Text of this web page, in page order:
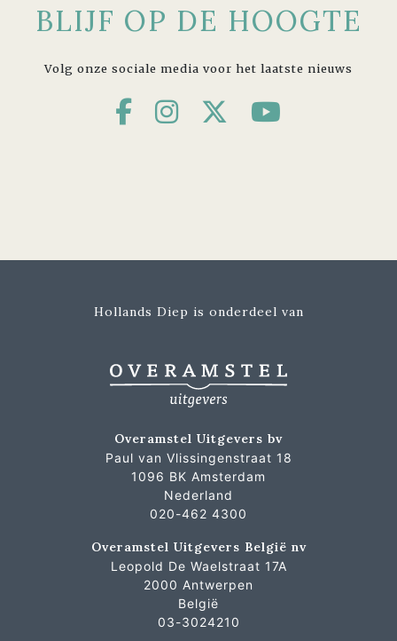
BLIJF OP DE HOOGTE
Volg onze sociale media voor het laatste nieuws
Hollands Diep is onderdeel van
Overamstel Uitgevers bv
Paul van Vlissingenstraat 18
1096 BK Amsterdam
Nederland
020-462 4300
Overamstel Uitgevers België nv
Leopold De Waelstraat 17A
2000 Antwerpen
België
03-3024210